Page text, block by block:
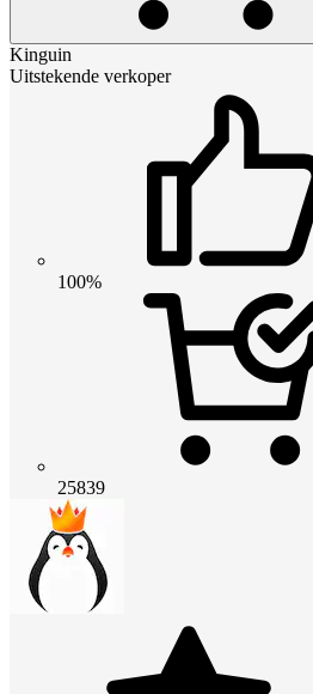
Kinguin
Uitstekende verkoper
100%
25839